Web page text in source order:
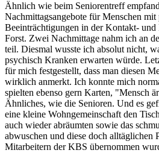
Ähnlich wie beim Seniorentreff
Nachmittagsangebote für Menschen mit
Beeinträchtigungen in der Kontakt-
Forst. Zwei Nachmittage nahm ich an
teil. Diesmal wusste ich absolut nicht,
psychisch Kranken erwarten würde.
für mich festgestellt, dass man diesen
wirklich anmerkt. Ich konnte mich
spielten ebenso gern Karten, "Mensch
Ähnliches, wie die Senioren. Und es
eine kleine Wohngemeinschaft den
auch wieder abräumten sowie das
abwuschen und diese doch alltäglichen
Mitarbeitern der KBS übernommen